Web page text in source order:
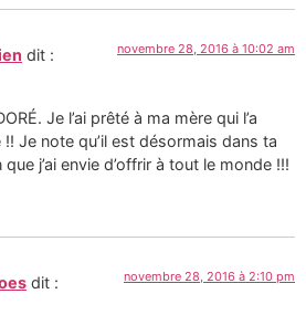
dit : novembre 28, 2016 à 10:02 am
Je l’ai prêté à ma mère qui l’a
Je note qu’il est désormais dans ta
j’ai envie d’offrir à tout le monde !!!
dit : novembre 28, 2016 à 2:10 pm